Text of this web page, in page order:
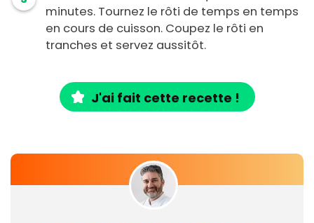
minutes. Tournez le rôti de temps en temps
en cours de cuisson. Coupez le rôti en
tranches et servez aussitôt.
J'ai fait cette recette !